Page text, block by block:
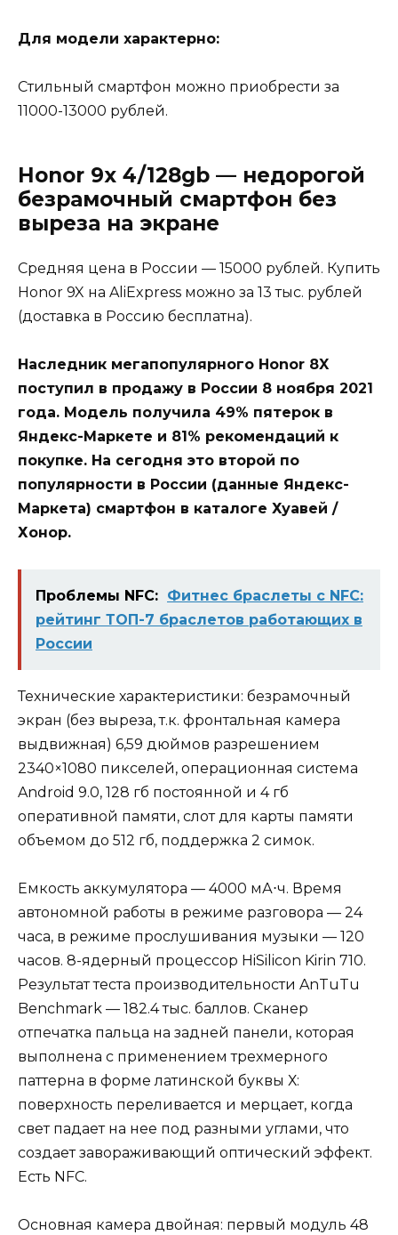
Для модели характерно:
Стильный смартфон можно приобрести за
11000-13000 рублей.
Honor 9x 4/128gb — недорогой
безрамочный смартфон без
выреза на экране
Средняя цена в России — 15000 рублей. Купить
Honor 9X на AliExpress можно за 13 тыс. рублей
(доставка в Россию бесплатна).
Наследник мегапопулярного Honor 8X
поступил в продажу в России 8 ноября 2021
года. Модель получила 49% пятерок в
Яндекс-Маркете и 81% рекомендаций к
покупке. На сегодня это второй по
популярности в России (данные Яндекс-
Маркета) смартфон в каталоге Хуавей /
Хонор.
Проблемы NFC: Фитнес браслеты с NFC:
рейтинг ТОП-7 браслетов работающих в
России
Технические характеристики: безрамочный
экран (без выреза, т.к. фронтальная камера
выдвижная) 6,59 дюймов разрешением
2340×1080 пикселей, операционная система
Android 9.0, 128 гб постоянной и 4 гб
оперативной памяти, слот для карты памяти
объемом до 512 гб, поддержка 2 симок.
Емкость аккумулятора — 4000 мА⋅ч. Время
автономной работы в режиме разговора — 24
часа, в режиме прослушивания музыки — 120
часов. 8-ядерный процессор HiSilicon Kirin 710.
Результат теста производительности AnTuTu
Benchmark — 182.4 тыс. баллов. Сканер
отпечатка пальца на задней панели, которая
выполнена с применением трехмерного
паттерна в форме латинской буквы Х:
поверхность переливается и мерцает, когда
свет падает на нее под разными углами, что
создает завораживающий оптический эффект.
Есть NFC.
Основная камера двойная: первый модуль 48